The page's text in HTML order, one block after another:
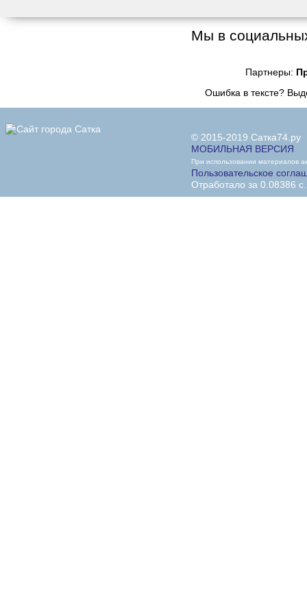
Мы в
Партнеры:
Ошибка в тексте?
© 2015-2019 Сатка74.ру
МОБИЛЬНАЯ ВЕРСИЯ
При использовании материалов
Пользовательское
Отработало за 0.08386